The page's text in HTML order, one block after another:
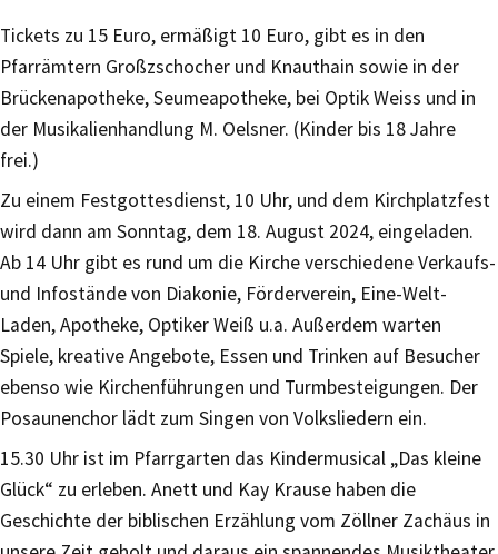
Tickets zu 15 Euro, ermäßigt 10 Euro, gibt es in den
Pfarrämtern Großzschocher und Knauthain sowie in der
Brückenapotheke, Seumeapotheke, bei Optik Weiss und in
der Musikalienhandlung M. Oelsner. (Kinder bis 18 Jahre
frei.)
Zu einem Festgottesdienst, 10 Uhr, und dem Kirchplatzfest
wird dann am Sonntag, dem 18. August 2024, eingeladen.
Ab 14 Uhr gibt es rund um die Kirche verschiedene Verkaufs-
und Infostände von Diakonie, Förderverein, Eine-Welt-
Laden, Apotheke, Optiker Weiß u.a. Außerdem warten
Spiele, kreative Angebote, Essen und Trinken auf Besucher
ebenso wie Kirchenführungen und Turmbesteigungen. Der
Posaunenchor lädt zum Singen von Volksliedern ein.
15.30 Uhr ist im Pfarrgarten das Kindermusical „Das kleine
Glück“ zu erleben. Anett und Kay Krause haben die
Geschichte der biblischen Erzählung vom Zöllner Zachäus in